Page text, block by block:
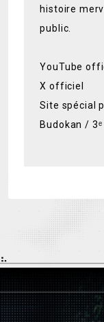
histoire
public.
YouTube
X officiel
Site spécial
Budokan /